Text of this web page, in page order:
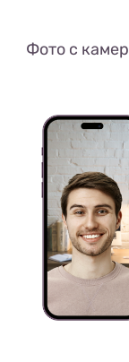
Фото с